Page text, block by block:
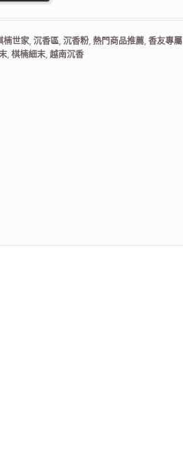
楠世家,沉香區,沉香粉,熱門商品推薦,香友專屬
,棋楠細末,越南沉香